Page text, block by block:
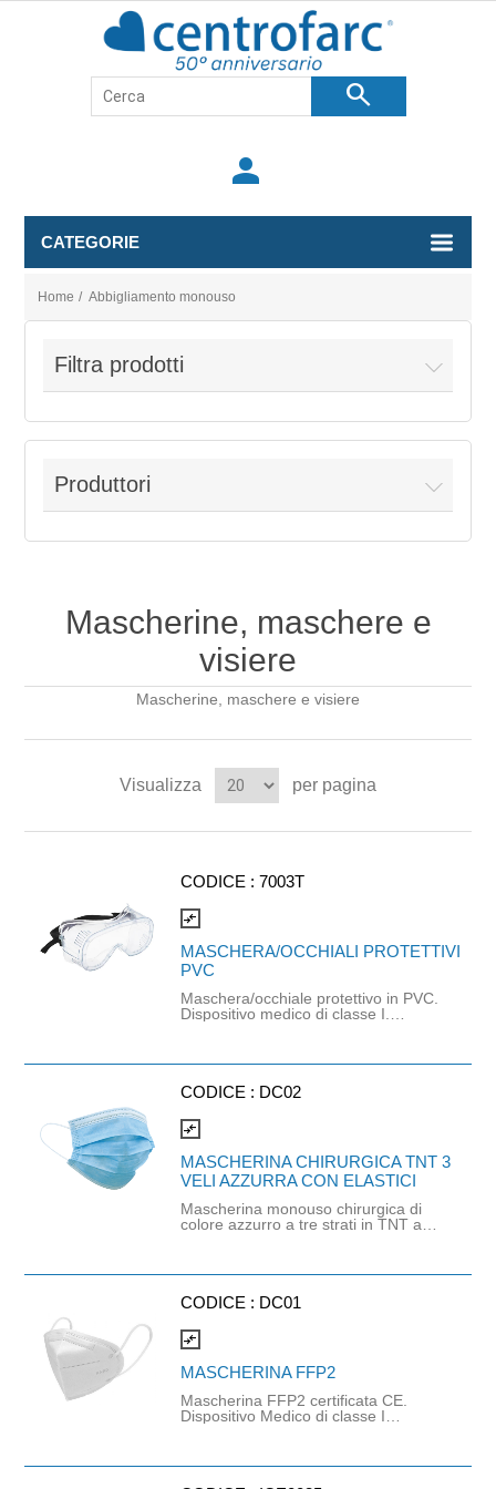
search
person
CATEGORIE
Home / Abbigliamento monouso
Filtra prodotti
Produttori
Mascherine, maschere e
visiere
Mascherine, maschere e visiere
Visualizza per pagina
CODICE :7003T
compare_arrows
MASCHERA/OCCHIALI PROTETTIVI
PVC
Maschera/occhiale protettivo in PVC.
Dispositivo medico di classe I.
CODICE : DC02
compare_arrows
MASCHERINA CHIRURGICA TNT 3
VELI AZZURRA CON ELASTICI
Mascherina monouso chirurgica di
colore azzurro a tre strati in TNT ad
intermendio in PLP idrofilo ad alto
ipoallergico. Conforme alla normativa
(Reg.UE 2017/745). Dic conformità
CE secondo allegato IV.
CODICE : DC01
compare_arrows
MASCHERINA FFP2
Mascherina FFP2 certificata CE.
Dispositivo Medico di classe I
2016/425). Protegge contro aerosol